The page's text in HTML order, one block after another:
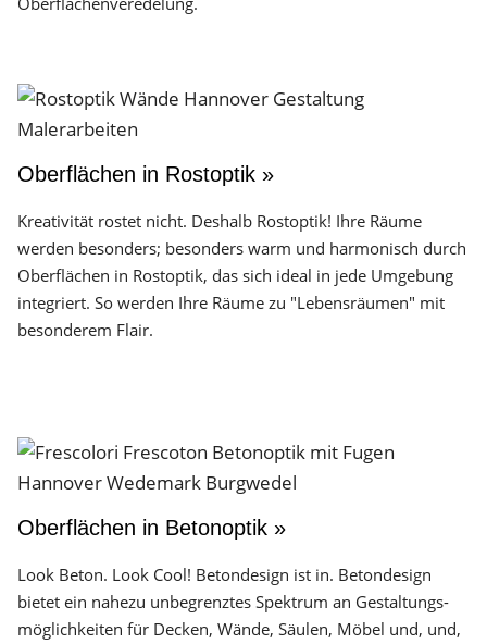
Oberflächen in Rostoptik »
Kreativität rostet nicht. Deshalb Rostoptik! Ihre Räume
werden besonders; besonders warm und harmonisch durch
Oberflächen in Rostoptik, das sich ideal in jede Umgebung
integriert. So werden Ihre Räume zu "Lebensräumen" mit
besonderem Flair.
Oberflächen in Betonoptik »
Look Beton. Look Cool! Betondesign ist in. Betondesign
bietet ein nahezu unbegrenztes Spektrum an Gestaltungs­
möglichkeiten für Decken, Wände, Säulen, Möbel und, und,